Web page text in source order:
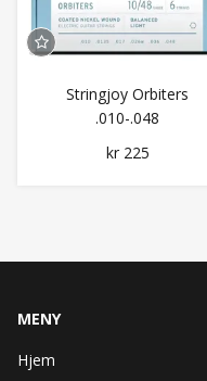
Stringjoy Orbiters
.010-.048
kr 225
MENY
Hjem